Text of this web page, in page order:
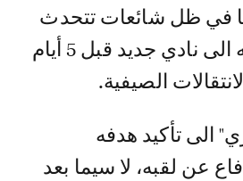
في ظل شائعات تتحدث
عن إمكانية انتقاله الى نادي جديد قبل 5 أيام
الصيفية.
الى تأكيد هدفه
عن لقبه، لا سيما بعد